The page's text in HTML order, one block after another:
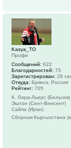
Kasya_TO
Профи
Сообщений: 622
Благодарностей: 75
Зарегистрирован: 28
Откуда: Брянск, Россия
Рейтинг: 705
К. Лира-Льерс (Бельгия)
Эштон (Сент-Винсент)
Сайпа (Иран)
Сборная Кыргызстана